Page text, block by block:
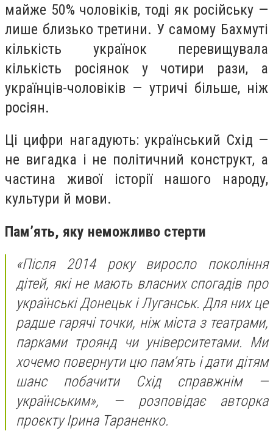
майже 50% чоловіків, тоді як російську —
лише близько третини. У самому Бахмуті
кількість українок перевищувала
кількість росіянок у чотири рази, а
українців-чоловіків — утричі більше, ніж
росіян.
Ці цифри нагадують: український Схід —
не вигадка і не політичний конструкт, а
частина живої історії нашого народу,
культури й мови.
Пам’ять, яку неможливо стерти
«Після 2014 року виросло покоління
дітей, які не мають власних спогадів про
українські Донецьк і Луганськ. Для них це
радше гарячі точки, ніж міста з театрами,
парками троянд чи університетами. Ми
хочемо повернути цю пам’ять і дати дітям
шанс побачити Схід справжнім —
українським», — розповідає авторка
проєктуІрина Тараненко.